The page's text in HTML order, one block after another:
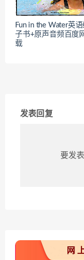
Fun in the Water英
子书+原声音频百度
载
发表回复
要发